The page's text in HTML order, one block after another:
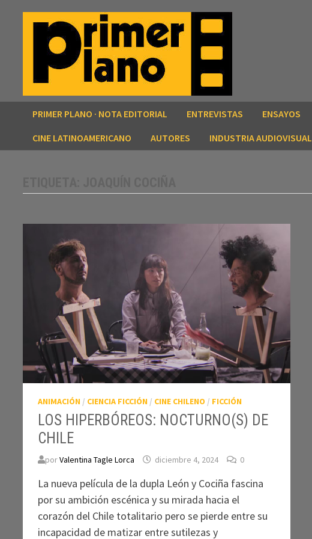
PRIMER PLANO · NOTA EDITORIAL ENTREVISTAS ENSAYOS
CINE LATINOAMERICANO
AUTORES INDUSTRIA AUDIOVISUAL
ANIMACIÓN / CIENCIA FICCIÓN / CINE CHILENO / FICCIÓN
LOS HIPERBÓREOS: NOCTURNO(S) DE
CHILE
porValentina Tagle Lorca diciembre 4, 2024 0
La nueva película de la dupla León y Cociña fascina
por su ambición escénica y su mirada hacia el
corazón del Chile totalitario pero se pierde entre su
incapacidad de matizar entre sutilezas y